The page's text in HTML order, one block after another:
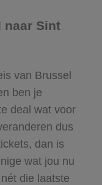
naar Sint
van Brussel
ben je
deal wat voor
dus
dan is
wat jou nu
die laatste